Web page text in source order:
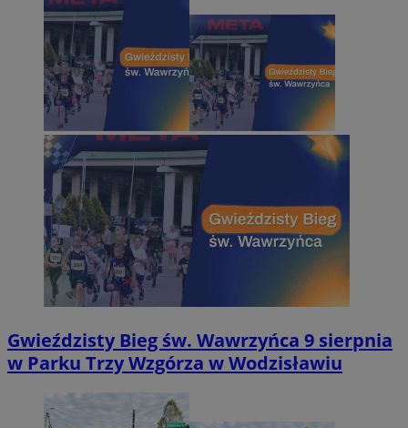
Gwieździsty Bieg św. Wawrzyńca 9 sierpnia
w Parku Trzy Wzgórza w Wodzisławiu